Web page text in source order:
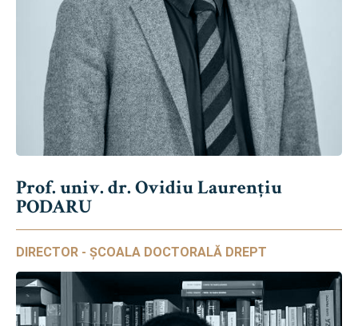
Prof. univ. dr. Ovidiu Laurențiu
PODARU
DIRECTOR - ȘCOALA DOCTORALĂ DREPT